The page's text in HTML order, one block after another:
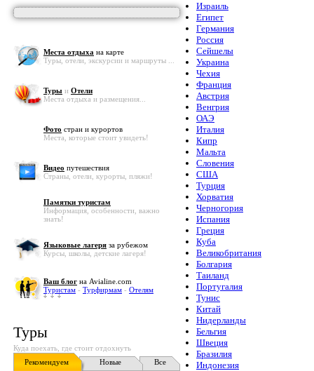
Места отдыха на карте
Туры, отели, экскурсии и маршруты ...
Туры и Отели
Места отдыха и размещения...
Фото стран и курортов
Места, которые стоит увидеть!
Видео путешествия
Страны, отели, курорты, пляжи!
Памятки туристам
Информация, особенности, важно
знать!
Языковые лагеря за рубежом
Курсы, школы, детские лагеря!
Ваш блог на Avialine.com
Туристам - Турфирмам - Отелям
Туры
Куда поехать, где стоит отдохнуть
Рекомендуем
Новые Все
Израиль
Египет
Германия
Россия
Сейшелы
Украина
Чехия
Франция
Австрия
Венгрия
ОАЭ
Италия
Кипр
Мальта
Словения
США
Турция
Хорватия
Черногория
Испания
Греция
Куба
Великобритания
Болгария
Таиланд
Португалия
Тунис
Китай
Нидерланды
Бельгия
Швеция
Бразилия
Индонезия